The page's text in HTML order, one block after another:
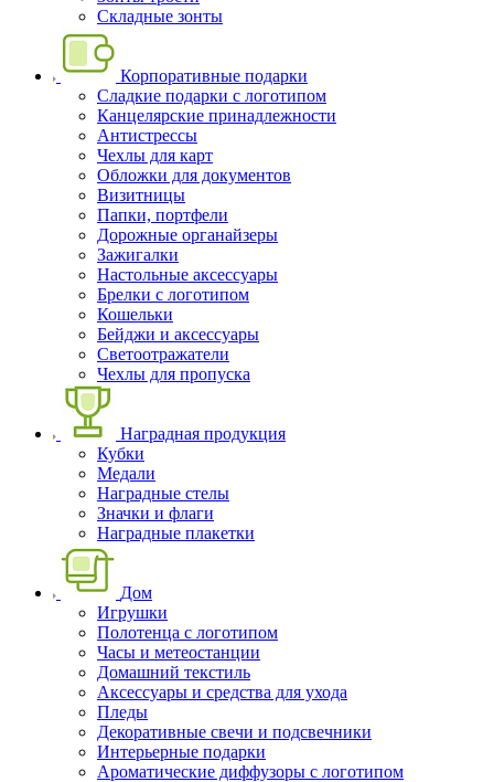
Складные зонты
Корпоративные подарки
Сладкие подарки с логотипом
Канцелярские принадлежности
Антистрессы
Чехлы для карт
Обложки для документов
Визитницы
Папки, портфели
Дорожные органайзеры
Зажигалки
Настольные аксессуары
Брелки с логотипом
Кошельки
Бейджи и аксессуары
Светоотражатели
Чехлы для пропуска
Наградная продукция
Кубки
Медали
Наградные стелы
Значки и флаги
Наградные плакетки
Дом
Игрушки
Полотенца с логотипом
Часы и метеостанции
Домашний текстиль
Аксессуары и средства для ухода
Пледы
Декоративные свечи и подсвечники
Интерьерные подарки
Ароматические диффузоры с логотипом